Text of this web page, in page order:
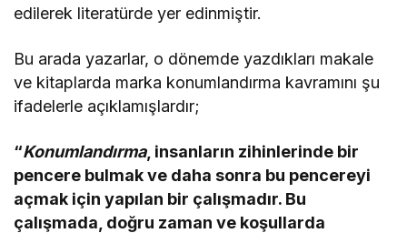
edilerek literatürde yer edinmiştir.
Bu arada yazarlar, o dönemde yazdıkları makale
ve kitaplarda marka konumlandırma kavramını şu
ifadelerle açıklamışlardır;
“Konumlandırma, insanların zihinlerinde bir
pencere bulmak ve daha sonra bu pencereyi
açmak için yapılan bir çalışmadır. Bu
çalışmada, doğru zaman ve koşullarda